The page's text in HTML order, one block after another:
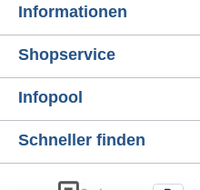
Informationen
Shopservice
Infopool
Schneller finden